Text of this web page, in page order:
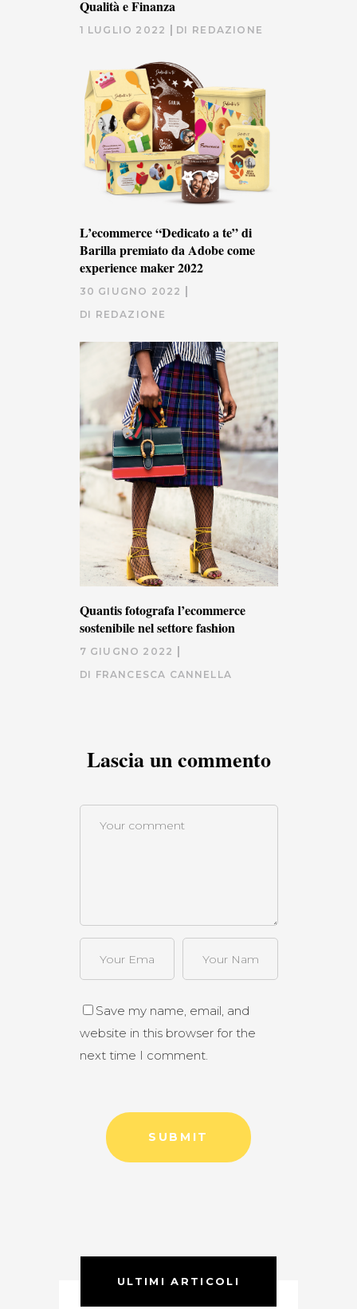
Qualità e Finanza
1 LUGLIO 2022 DI REDAZIONE
L’ecommerce “Dedicato a te” di
Barilla premiato da Adobe come
experience maker 2022
30 GIUGNO 2022
DI REDAZIONE
Quantis fotografa l’ecommerce
sostenibile nel settore fashion
7 GIUGNO 2022
DI FRANCESCA CANNELLA
Lascia un commento
Save my name, email, and
website in this browser for the
next time I comment.
ULTIMI ARTICOLI